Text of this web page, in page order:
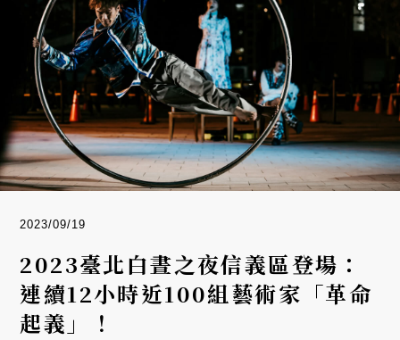
2023/09/19
2023臺北白晝之夜信義區登場：
連續12小時近100組藝術家「革命
起義」！